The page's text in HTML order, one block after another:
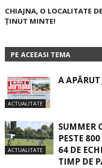
CHIAJNA, O LOCALITATE DE
ŢINUT MINTE!
PE ACEEASI TEMA
ACTUALITATE
A
ACTUALITATE
SUMMER
PESTE
64 DE
TIMP DE